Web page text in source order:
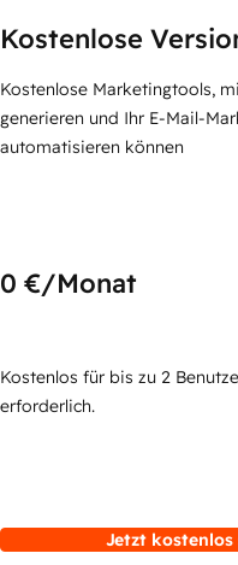
Kostenlose
Kostenlose Marketingtools,
generieren und Ihr E-Mail-
automatisieren können
0 €/Monat
Kostenlos für bis zu 2
erforderlich.
Jetzt kostenlos